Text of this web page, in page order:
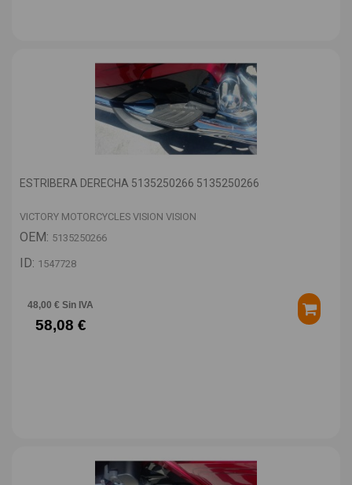
ESTRIBERA DERECHA 5135250266 5135250266
VICTORY MOTORCYCLES VISION VISION
OEM: 5135250266
ID: 1547728
48,00 € Sin IVA
58,08 €